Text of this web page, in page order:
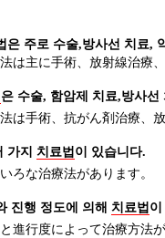
은 주로 수술,방사선 치료,
は主に手術、放射線治療
은 수술, 함암제 치료,방사선
は手術、抗がん剤治療、
가지 치료법 이 있습니다.
ろな治療法があります。
진행 정도에 의해 치료법
進行度によって治療方法